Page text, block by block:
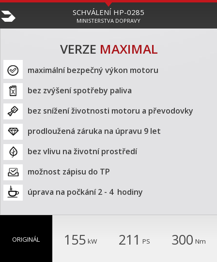
SCHVÁLENÍ HP-0285
MINISTERSTVA DOPRAVY
VERZE MAXIMAL
maximální bezpečný výkon motoru
bez zvýšení spotřeby paliva
bez snížení životnosti motoru a převodovky
prodloužená záruka na úpravu 9 let
bez vlivu na životní prostředí
možnost zápisu do TP
úprava na počkání 2 - 4  hodiny
ORIGINÁL 155 kW 211 PS 300 Nm